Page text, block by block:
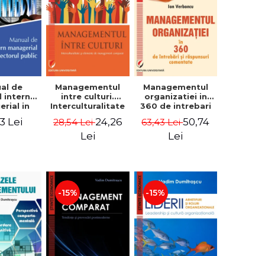
de
intern
in
public -
Lei
Managementul
intre culturi.
Interculturalitate
management
comparat -
28,54 Lei24,26
Lei
Managementul
organizatiei in
360 de intrebari
comentate - Ion
Verboncu
63,43 Lei50,74
Lei
-15% -15%